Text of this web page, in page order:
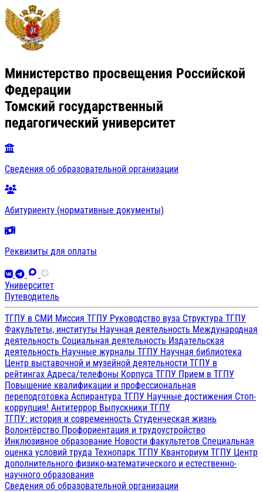
Министерство просвещения Российской
Федерации
Томский государственный
педагогический университет
Сведения об образовательной организации
Абитуриенту (нормативные документы)
Реквизиты для оплаты
Университет
Путеводитель
ТГПУ в СМИ Миссия ТГПУ Руководство вуза Структура ТГПУ
Факультеты, институты Научная деятельность Международная
деятельность Социальная деятельность Издательская
деятельность Научные журналы ТГПУ Научная библиотека
Центр выставочной и музейной деятельности ТГПУ в
рейтингах Адреса/телефоны Корпуса ТГПУ Прием в ТГПУ
Повышение квалификации и профессиональная
переподготовка Аспирантура ТГПУ Научные достижения Стоп-
коррупция! Антитеррор Выпускники ТГПУ
ТГПУ: история и современность Студенческая жизнь
Волонтёрство Профориентация и трудоустройство
Инклюзивное образование Новости факультетов Специальная
оценка условий труда Технопарк ТГПУ Кванториум ТГПУ Центр
дополнительного физико-математического и естественно-
научного образования
Сведения об образовательной организации